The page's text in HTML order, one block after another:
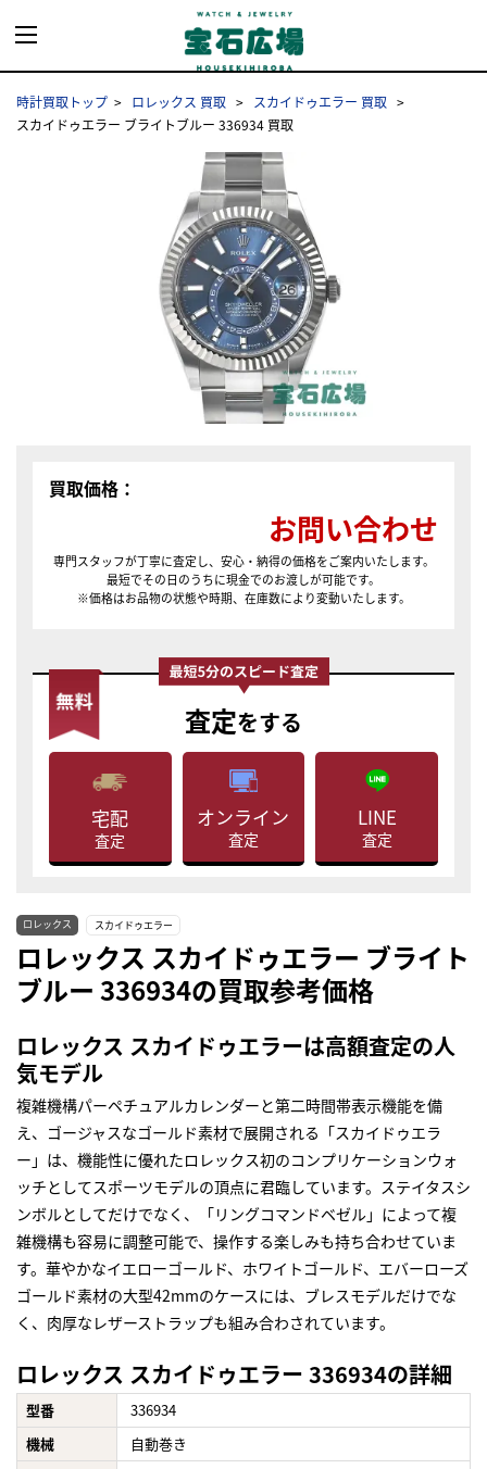
時計買取トップ ロレックス 買取
スカイドゥエラー 買取
スカイドゥエラー ブライトブルー 336934 買取
買取価格：
お問い合わせ
専門スタッフが丁寧に査定し、安心・納得の価格をご案内いたします。
最短でその日のうちに現金でのお渡しが可能です。
※価格はお品物の状態や時期、在庫数により変動いたします。
査定をする
宅配
査定
オンライン
査定
LINE
査定
ロレックス スカイドゥエラー
ロレックス スカイドゥエラー ブライト
ブルー 336934の買取参考価格
ロレックス スカイドゥエラーは高額査定の人
気モデル
複雑機構パーペチュアルカレンダーと第二時間帯表示機能を備
え、ゴージャスなゴールド素材で展開される「スカイドゥエラ
ー」は、機能性に優れたロレックス初のコンプリケーションウォ
ッチとしてスポーツモデルの頂点に君臨しています。ステイタスシ
ンボルとしてだけでなく、「リングコマンドベゼル」によって複
雑機構も容易に調整可能で、操作する楽しみも持ち合わせていま
す。華やかなイエローゴールド、ホワイトゴールド、エバーローズ
ゴールド素材の大型42mmのケースには、ブレスモデルだけでな
く、肉厚なレザーストラップも組み合わされています。
ロレックス スカイドゥエラー 336934の詳細
型番
336934
機械
自動巻き